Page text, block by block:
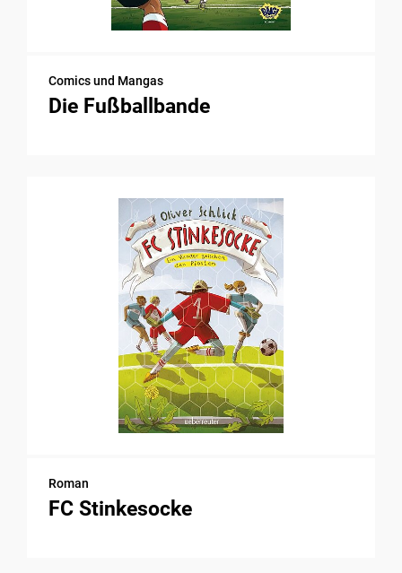
Comics und Mangas
Die Fußballbande
Roman
FC Stinkesocke